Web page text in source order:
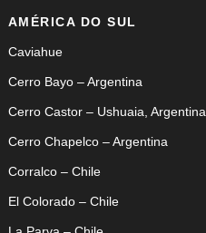
AMÉRICA DO SUL
Caviahue
Cerro Bayo – Argentina
Cerro Castor – Ushuaia, Argentina
Cerro Chapelco – Argentina
Corralco – Chile
El Colorado – Chile